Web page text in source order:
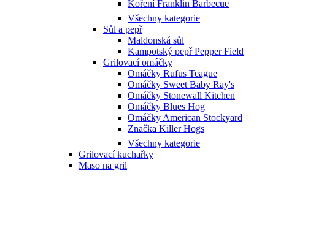
Koření Franklin Barbecue
Všechny kategorie
Sůl a pepř
Maldonská sůl
Kampotský pepř Pepper Field
Grilovací omáčky
Omáčky Rufus Teague
Omáčky Sweet Baby Ray's
Omáčky Stonewall Kitchen
Omáčky Blues Hog
Omáčky American Stockyard
Značka Killer Hogs
Všechny kategorie
Grilovací kuchařky
Maso na gril